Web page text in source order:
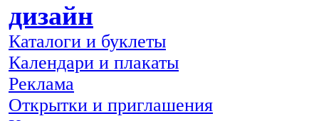
дизайн
Каталоги и буклеты
Календари и плакаты
Реклама
Открытки и приглашения